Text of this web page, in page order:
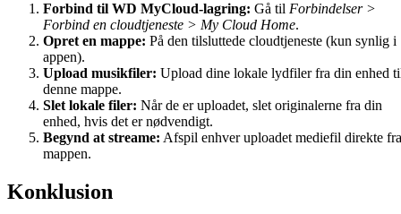
Forbind til WD MyCloud-lagring: Gå til Forbindelser >
Forbind en cloudtjeneste > My Cloud Home.
Opret en mappe: På den tilsluttede cloudtjeneste (kun synlig i
appen).
Upload musikfiler: Upload dine lokale lydfiler fra din enhed
denne mappe.
Slet lokale filer: Når de er uploadet, slet originalerne fra din
enhed, hvis det er nødvendigt.
Begynd at streame: Afspil enhver uploadet mediefil direkte fra
mappen.
Konklusion